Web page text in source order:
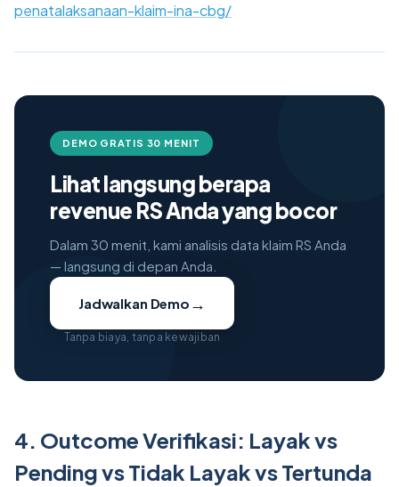
penatalaksanaan-klaim-ina-cbg/
DEMO GRATIS 30 MENIT
Lihat langsung berapa
revenue RS Anda yang bocor
Dalam 30 menit, kami analisis data klaim RS Anda
— langsung di depan Anda.
Jadwalkan Demo →
Tanpa biaya, tanpa kewajiban
4. Outcome Verifikasi: Layak vs
Pending vs Tidak Layak vs Tertunda